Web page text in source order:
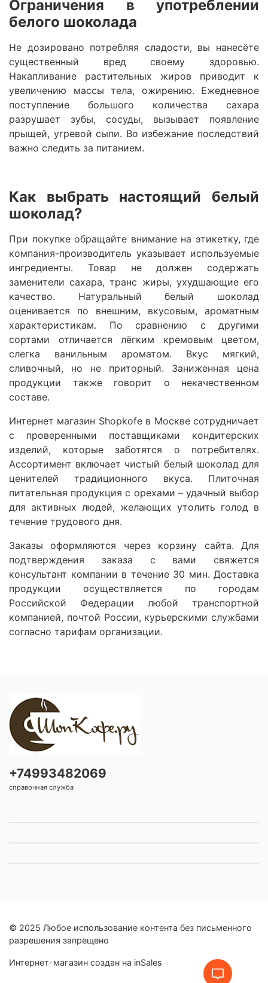
Ограничения в употреблении
белого шоколада
Не дозировано потребляя сладости, вы нанесёте
существенный вред своему здоровью.
Накапливание растительных жиров приводит к
увеличению массы тела, ожирению. Ежедневное
поступление большого количества сахара
разрушает зубы, сосуды, вызывает появление
прыщей, угревой сыпи. Во избежание последствий
важно следить за питанием.
Как выбрать настоящий белый
шоколад?
При покупке обращайте внимание на этикетку, где
компания-производитель указывает используемые
ингредиенты. Товар не должен содержать
заменители сахара, транс жиры, ухудшающие его
качество. Натуральный белый шоколад
оценивается по внешним, вкусовым, ароматным
характеристикам. По сравнению с другими
сортами отличается лёгким кремовым цветом,
слегка ванильным ароматом. Вкус мягкий,
сливочный, но не приторный. Заниженная цена
продукции также говорит о некачественном
составе.
Интернет магазин Shopkofe в Москве сотрудничает
с проверенными поставщиками кондитерских
изделий, которые заботятся о потребителях.
Ассортимент включает чистый белый шоколад для
ценителей традиционного вкуса. Плиточная
питательная продукция с орехами – удачный выбор
для активных людей, желающих утолить голод в
течение трудового дня.
Заказы оформляются через корзину сайта. Для
подтверждения заказа с вами свяжется
консультант компании в течение 30 мин. Доставка
продукции осуществляется по городам
Российской Федерации любой транспортной
компанией, почтой России, курьерскими службами
согласно тарифам организации.
+74993482069
справочная служба
© 2025 Любое использование контента без письменного
разрешения запрещено
Интернет-магазин создан на inSales